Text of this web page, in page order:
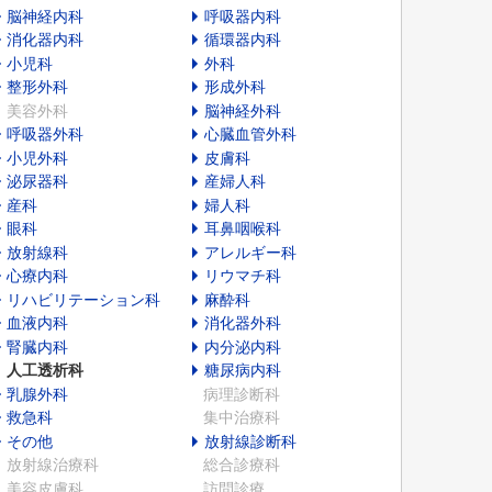
脳神経内科
呼吸器内科
消化器内科
循環器内科
小児科
外科
整形外科
形成外科
美容外科
脳神経外科
呼吸器外科
心臓血管外科
小児外科
皮膚科
泌尿器科
産婦人科
産科
婦人科
眼科
耳鼻咽喉科
放射線科
アレルギー科
心療内科
リウマチ科
リハビリテーション科
麻酔科
血液内科
消化器外科
腎臓内科
内分泌内科
人工透析科
糖尿病内科
乳腺外科
病理診断科
救急科
集中治療科
その他
放射線診断科
放射線治療科
総合診療科
美容皮膚科
訪問診療